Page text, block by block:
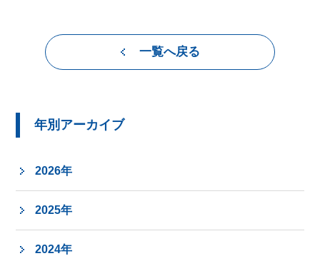
一覧へ戻る
年別アーカイブ
2026年
2025年
2024年